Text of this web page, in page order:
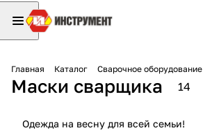
Главная Каталог Сварочное оборудование
Маски сварщика 14
Одежда на весну для всей семьи!